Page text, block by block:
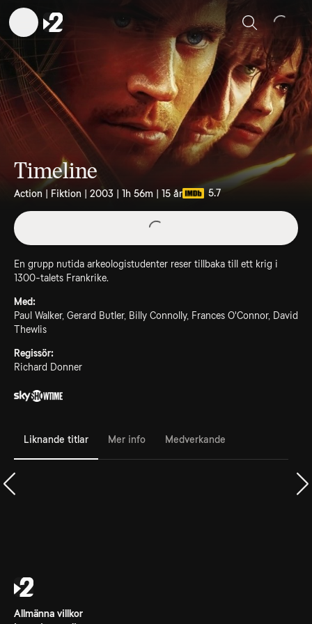
Sök
Timeline
Action | Fiktion | 2003 | 1h 56m | 15 år 5.7
En grupp nutida arkeologistudenter reser tillbaka till ett krig i
1300-talets Frankrike.
Med:
Paul Walker, Gerard Butler, Billy Connolly, Frances O'Connor, David
Thewlis
Regissör:
Richard Donner
Liknande titlar Mer info Medverkande
Allmänna villkor